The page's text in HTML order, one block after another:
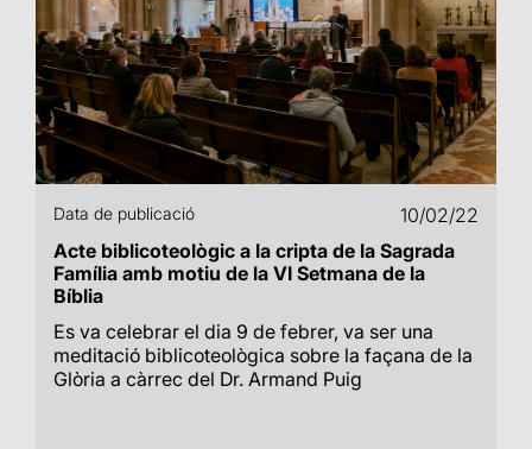
Data de publicació
10/02/22
Acte biblicoteològic a la cripta de la Sagrada
Família amb motiu de la VI Setmana de la
Bíblia
Es va celebrar el dia 9 de febrer, va ser una
meditació biblicoteològica sobre la façana de la
Glòria a càrrec del Dr. Armand Puig